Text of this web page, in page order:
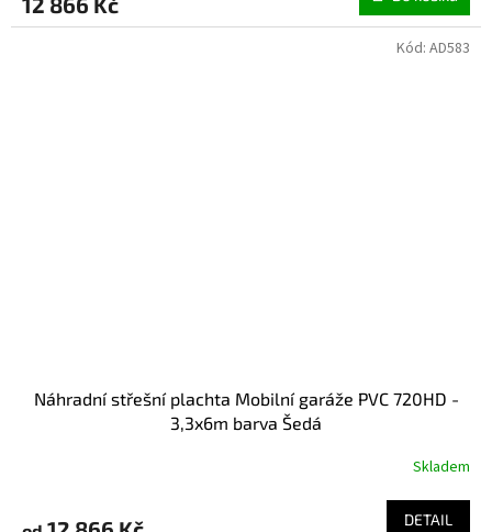
Náhradní střešní plachta Mobilní garáže PVC 720HD -
3,3x6m barva Šedá
Skladem
DETAIL
Kód: AD583